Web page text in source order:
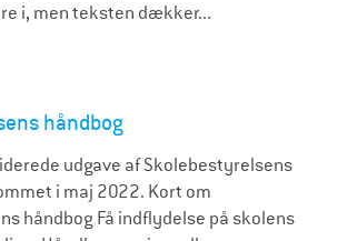
i, men teksten dækker...
håndbog
udgave af Skolebestyrelsens
i maj 2022. Kort om
håndbog Få indflydelse på skolens